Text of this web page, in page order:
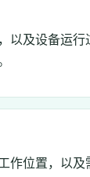
以及设备运行
作位置，以及